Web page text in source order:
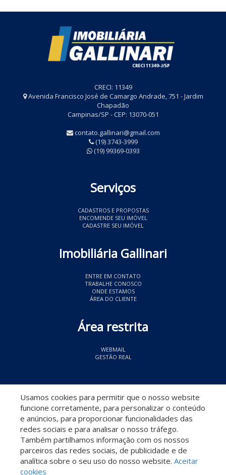
CRECI: 11349
Avenida Francisco José de Camargo Andrade, 751 - Jardim
Chapadão
Campinas/SP - CEP: 13070-051
contato.gallinari@gmail.com
(19) 3743-3999
(19) 99369-0393
Serviços
CADASTROS E PROPOSTAS
ENCOMENDE SEU IMÓVEL
CADASTRE SEU IMÓVEL
Imobiliária Gallinari
ENTRE EM CONTATO
TRABALHE CONOSCO
ONDE ESTAMOS
ÁREA DO CLIENTE
Área restrita
WEBMAIL
GESTÃO REAL
Descomplicado por:
Usamos cookies para permitir que o nosso website
funcione corretamente, para personalizar o conteúdo
e anúncios, para proporcionar funcionalidades das
redes sociais e para analisar o nosso tráfego.
Também partilhamos informação com os nossos
parceiros das redes sociais, de publicidade e de
analítica sobre o seu uso do nosso website. Aceitar
cookies